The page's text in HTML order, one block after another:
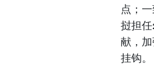
点；
挝担
献，
挂钩。